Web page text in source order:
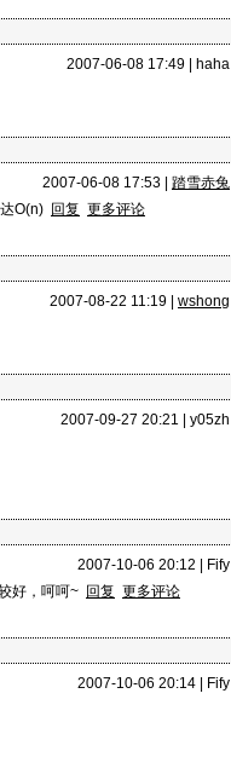
2007-06-08 17:49 | haha
2007-06-08 17:53 | 踏雪赤兔
O(n) 回复 更多评论
2007-08-22 11:19 | wshong
2007-09-27 20:21 | y05zh
2007-10-06 20:12 |
Fify
好，呵呵~ 回复 更多评论
2007-10-06 20:14 |
Fify